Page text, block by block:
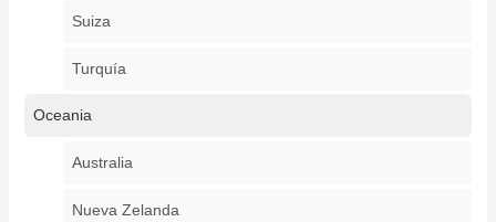
Suiza
Turquía
Oceania
Australia
Nueva Zelanda